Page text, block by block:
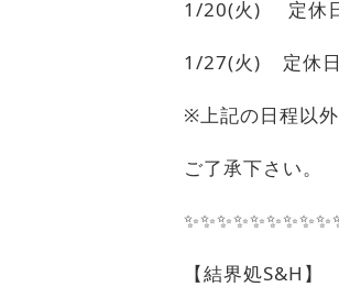
1/20(火) 定休
1/27(火) 定休
※ 上記の日程以
ご了承下さい。
【結界処S&H 】